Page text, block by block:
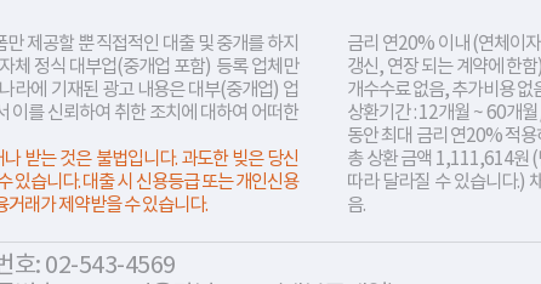
제공할 뿐 직접적인 대출 및 중개를 하지
체 정식 대부업(중개업 포함) 등록 업체만
라에 기재된 광고 내용은 대부(중개업) 업
이를 신뢰하여 취한 조치에 대하여 어떠한
받는 것은 불법입니다. 과도한 빚은 당신
있습니다. 대출 시 신용등급 또는 개인신용
거래가 제약받을 수 있습니다.
금리 연20% 이내 (연체이
갱신, 연장 되는 계약에 한
개수수료 없음, 추가비용 없
상환기간 : 12개월 ~ 60개
동안 최대 금리 연20% 적
총 상환 금액 1,111,614원 (
따라 달라질 수 있습니다.)
음.
호: 02-543-4569